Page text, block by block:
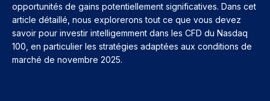
opportunités de gains potentiellement significatives. Dans cet
article détaillé, nous explorerons tout ce que vous devez
savoir pour investir intelligemment dans les CFD du Nasdaq
100, en particulier les stratégies adaptées aux conditions de
marché de novembre 2025.